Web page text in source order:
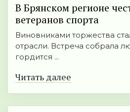
В Брянском регионе
ветеранов спорта
Виновниками торжества
отрасли. Встреча собрала
гордится ...
Читать далее